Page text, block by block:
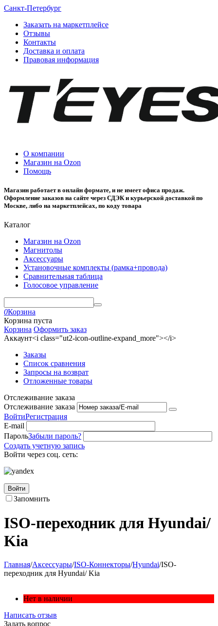
Санкт-Петербург
Заказать на маркетплейсе
Отзывы
Контакты
Доставка и оплата
Правовая информация
О компании
Магазин на Ozon
Помощь
Магазин работает в онлайн формате, и не имеет офиса продаж.
Оформление заказов на сайте через СДЭК и курьерской доставкой по
Москве, либо на маркетплейсах, по коду товара
Каталог
Магазин на Ozon
Магнитолы
Аксессуары
Установочные комплекты (рамка+провода)
Сравнительная таблица
Голосовое управление
0Корзина
Корзина пуста
Корзина Оформить заказ
Аккаунт<i class="ut2-icon-outline-expand_more"></i>
Заказы
Список сравнения
Запросы на возврат
Отложенные товары
Отслеживание заказа
Отслеживание заказа
ВойтиРегистрация
E-mail
ПарольЗабыли пароль?
Создать учетную запись
Войти через соц. сеть:
Войти
Запомнить
ISO-переходник для Hyundai/
Kia
Главная/Аксессуары/ISO-Коннекторы/Hyundai/ISO-
переходник для Hyundai/ Kia
Нет в наличии
Написать отзыв
Задать вопрос